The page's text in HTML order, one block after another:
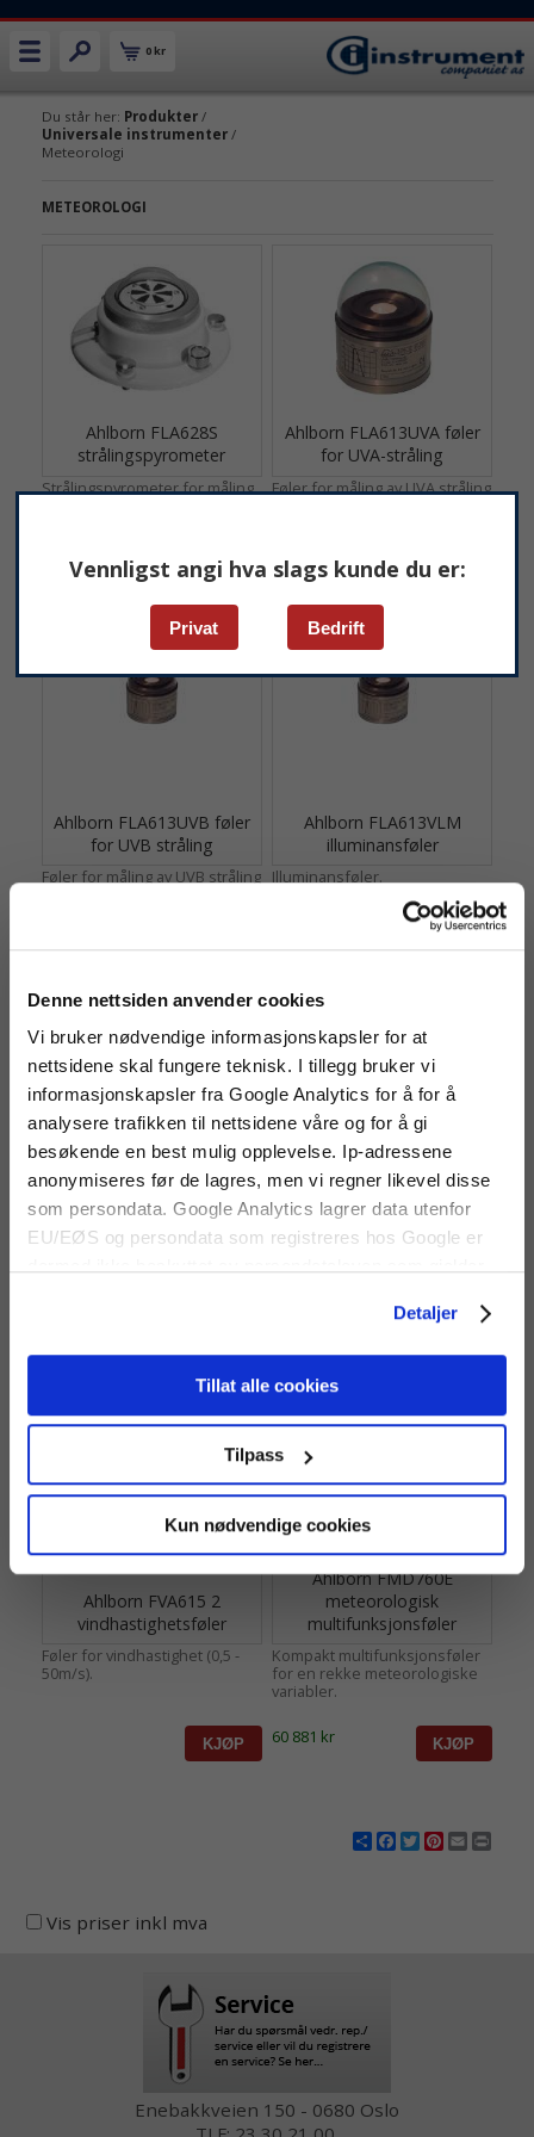
Denne nettsiden anvender cookies
Vi bruker nødvendige informasjonskapsler for at
nettsidene skal fungere teknisk. I tillegg bruker vi
informasjonskapsler fra Google Analytics for å for å
analysere trafikken til nettsidene våre og for å gi
besøkende en best mulig opplevelse. Ip-adressene
anonymiseres før de lagres, men vi regner likevel disse
som persondata. Google Analytics lagrer data utenfor
EU/EØS og persondata som registreres hos Google er
Detaljer
Tillat alle cookies
Tilpass
Kun nødvendige cookies
Vennligst angi hva slags kunde du er:
Privat Bedrift
0 kr
Du står her: Produkter/
Universale instrumenter/
Meteorologi
METEOROLOGI
Ahlborn FLA628S
strålingspyrometer
Strålingspyrometer for måling
Ahlborn FLA613UVA føler
for UVA-stråling
Føler for måling av UVA stråling
Ahlborn FLA613UVB føler
for UVB stråling
Føler for måling av UVB stråling
Ahlborn FLA613VLM
illuminansføler
Illuminansføler.
Ahlborn FLA613GS føler
for global stråling
Føler for måling av global
Ahlborn FVA614
vindretningsføler
Føler for måling av vindretning.
Ahlborn FVA615 2
vindhastighetsføler
Føler for vindhastighet (0,5 -
50m/s).
Ahlborn FMD760E
meteorologisk
multifunksjonsføler
Kompakt multifunksjonsføler
for en rekke meteorologiske
variabler.
60 881 kr
ShareFacebook
Twitter
Pinterest
Email
Vis priser inkl mva
Enebakkveien 150 - 0680 Oslo